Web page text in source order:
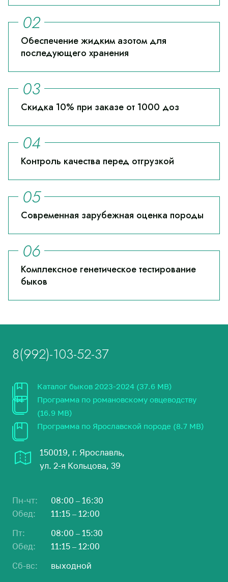
Обеспечение жидким азотом для
последующего хранения
Скидка 10% при заказе от 1000 доз
Контроль качества перед отгрузкой
Современная зарубежная оценка породы
Комплексное генетическое тестирование
быков
8(992)-103-52-37
Пн-чт:
Обед:
08:00 – 16:30
11:15 – 12:00
Пт:
Обед:
08:00 – 15:30
11:15 – 12:00
Сб-вс:
выходной
Каталог быков 2023-2024 (37.6 MB)
Программа по романовскому овцеводству
(16.9 MB)
Программа по Ярославской породе (8.7 MB)
150019, г. Ярославль,
ул. 2-я Кольцова, 39